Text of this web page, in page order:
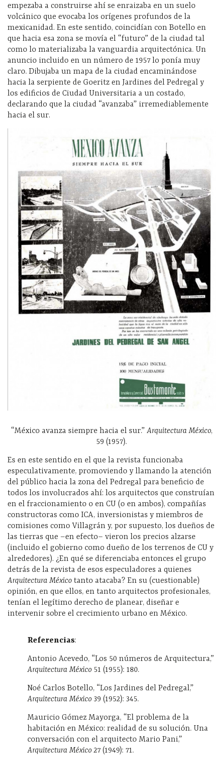
empezaba a construirse ahí se enraizaba en un suelo
volcánico que evocaba los orígenes profundos de la
mexicanidad. En este sentido, coincidían con Botello en
que hacia esa zona se movía el “futuro” de la ciudad tal
como lo materializaba la vanguardia arquitectónica. Un
anuncio incluido en un número de 1957 lo ponía muy
claro. Dibujaba un mapa de la ciudad encaminándose
hacia la serpiente de Goeritz en Jardines del Pedregal y
los edificios de Ciudad Universitaria a un costado,
declarando que la ciudad “avanzaba” irremediablemente
hacia el sur.
“México avanza siempre hacia el sur.”Arquitectura México,
59 (1957).
Es en este sentido en el que la revista funcionaba
especulativamente, promoviendo y llamando la atención
del público hacia la zona del Pedregal para beneficio de
todos los involucrados ahí: los arquitectos que construían
en el fraccionamiento o en CU (o en ambos), compañías
constructoras como ICA, inversionistas y miembros de
comisiones como Villagrán y, por supuesto, los dueños de
las tierras que –en efecto– vieron los precios alzarse
(incluido el gobierno como dueño de los terrenos de CU y
alrededores). ¿En qué se diferenciaba entonces el grupo
detrás de la revista de esos especuladores a quienes
Arquitectura México tanto atacaba? En su (cuestionable)
opinión, en que ellos, en tanto arquitectos profesionales,
tenían el legítimo derecho de planear, diseñar e
intervenir sobre el crecimiento urbano en México.
Referencias:
Antonio Acevedo, “Los 50 números de Arquitectura,”
Arquitectura México 51 (1955): 180.
Noé Carlos Botello, “Los Jardines del Pedregal,”
Arquitectura México 39 (1952): 345.
Mauricio Gómez Mayorga, “El problema de la
habitación en México: realidad de su solución. Una
conversación con el arquitecto Mario Pani,”
Arquitectura México 27 (1949): 71.